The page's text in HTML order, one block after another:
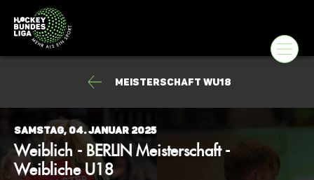
Meisterschaft wU18
Samstag, 04. Januar 2025
Weiblich - BERLIN Meisterschaft -
Weibliche U18